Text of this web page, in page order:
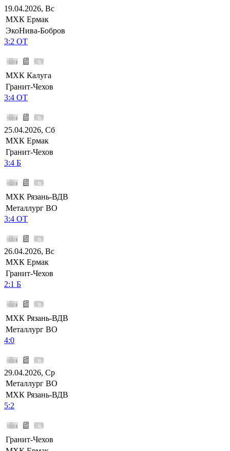
19.04.2026, Вс
МХК Ермак
ЭкоНива-Бобров
3:2 ОТ
МХК Калуга
Гранит-Чехов
3:4 ОТ
25.04.2026, Сб
МХК Ермак
Гранит-Чехов
3:4 Б
МХК Рязань-ВДВ
Металлург ВО
3:4 ОТ
26.04.2026, Вс
МХК Ермак
Гранит-Чехов
2:1 Б
МХК Рязань-ВДВ
Металлург ВО
4:0
29.04.2026, Ср
Металлург ВО
МХК Рязань-ВДВ
5:2
Гранит-Чехов